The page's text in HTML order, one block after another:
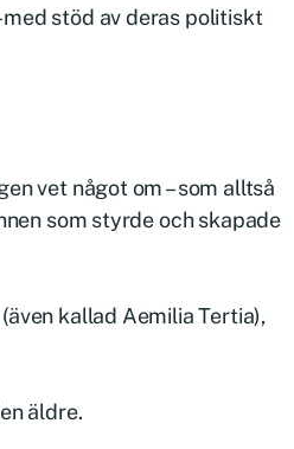
stöd av deras politiskt
vet något om – som alltså
som styrde och skapade
kallad Aemilia Tertia),
äldre.